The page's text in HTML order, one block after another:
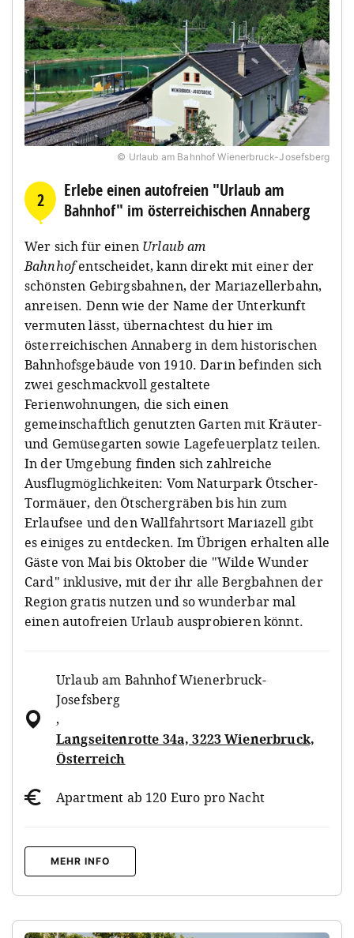
© Urlaub am Bahnhof Wienerbruck-Josefsberg
2
Erlebe einen autofreien "Urlaub am
Bahnhof" im österreichischen Annaberg
Wer sich für einen Urlaub am
Bahnhofentscheidet, kann direkt mit einer der
schönsten Gebirgsbahnen, der Mariazellerbahn,
anreisen. Denn wie der Name der Unterkunft
vermuten lässt, übernachtest du hier im
österreichischen Annaberg in dem historischen
Bahnhofsgebäude von 1910. Darin befinden sich
zwei geschmackvoll gestaltete
Ferienwohnungen, die sich einen
gemeinschaftlich genutzten Garten mit Kräuter-
und Gemüsegarten sowie Lagefeuerplatz teilen.
In der Umgebung finden sich zahlreiche
Ausflugmöglichkeiten: Vom Naturpark Ötscher-
Tormäuer, den Ötschergräben bis hin zum
Erlaufsee und den Wallfahrtsort Mariazell gibt
es einiges zu entdecken. Im Übrigen erhalten alle
Gäste von Mai bis Oktober die "Wilde Wunder
Card" inklusive, mit der ihr alle Bergbahnen der
Region gratis nutzen und so wunderbar mal
einen autofreien Urlaub ausprobieren könnt.
Urlaub am Bahnhof Wienerbruck-
Josefsberg
,
Langseitenrotte 34a, 3223 Wienerbruck,
Österreich
Apartment ab 120 Euro pro Nacht
MEHR INFO